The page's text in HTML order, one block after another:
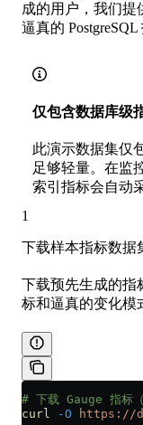
成的用户，我们提
逼真的 PostgreSQL
仅包含数据库级
此演示数据集仅
足够轻量。在监
索引指标会自动
1
下载样本指标数据
下载预先生成的指
标和逼真的变化模
# 下载 Gauge 指标（
curl -O https://